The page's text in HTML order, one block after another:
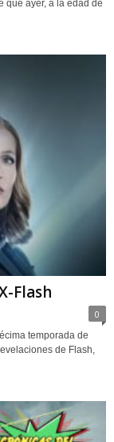
que ayer, a la edad de
Flash
0
temporada de
de Flash,